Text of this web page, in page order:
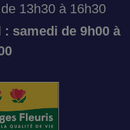
13h30 à 16h30
samedi de 9h00 à